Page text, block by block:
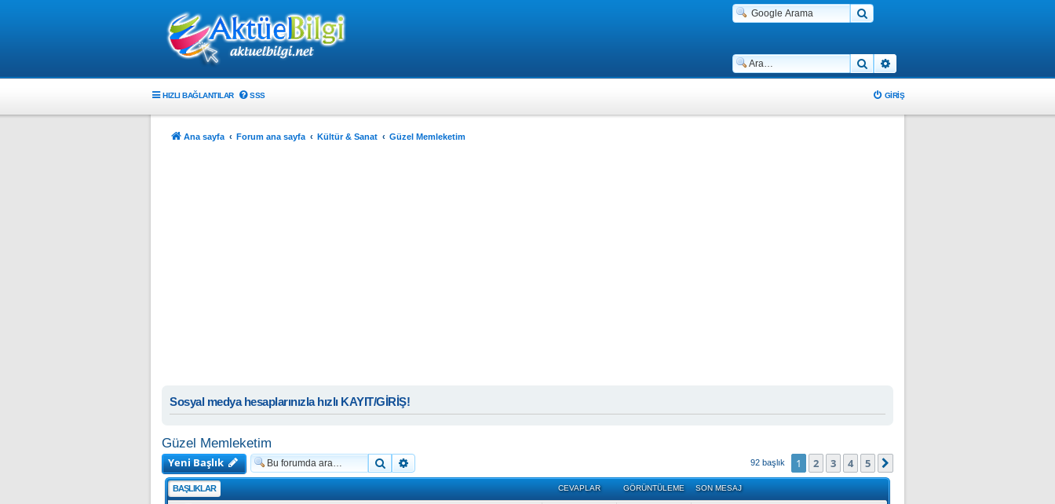
Ara
HIZLI BAĞLANTILAR SSS GIRIŞ
Ana sayfa Forum ana sayfa Kültür & Sanat Güzel Memleketim
Sosyal medya hesaplarınızla hızlı KAYIT/GİRİŞ!
Güzel Memleketim
Yeni Başlık
Ara 92 başlık 1 2 3 4 5
BAŞLIKLAR CEVAPLAR GÖRÜNTÜLEME SON MESAJ